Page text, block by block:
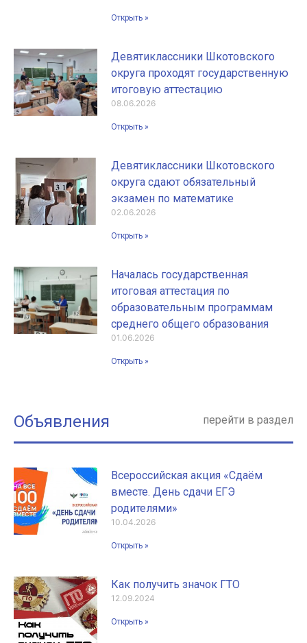
Открыть »
Девятиклассники Шкотовского
округа проходят государственную
итоговую аттестацию
08.06.2026
Открыть »
Девятиклассники Шкотовского
округа сдают обязательный
экзамен по математике
02.06.2026
Открыть »
Началась государственная
итоговая аттестация по
образовательным программам
среднего общего образования
01.06.2026
Открыть »
Объявления перейти в раздел
Всероссийская акция «Сдаём
вместе. День сдачи ЕГЭ
родителями»
10.04.2026
Открыть »
Как получить значок ГТО
12.09.2024
Открыть »